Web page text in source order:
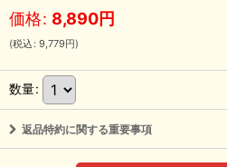
価格: 8,890円
(税込 : 9,779円)
数量:
返品特約に関する重要事項